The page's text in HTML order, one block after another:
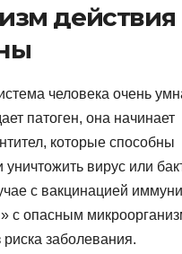
действия
человека очень
патоген, она начинает
которые способны
уничтожить вирус или
с вакцинацией
с опасным
риска заболевания.